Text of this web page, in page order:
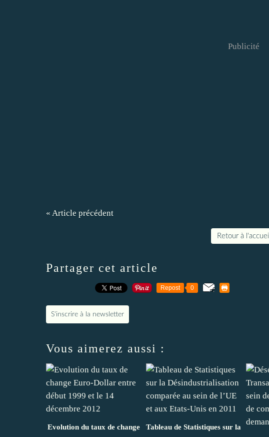
Publicité
« Article précédent
Retour à l'accueil
Partager cet article
Repost 0
S'inscrire à la newsletter
Vous aimerez aussi :
Evolution du taux de change
Tableau de Statistiques sur la